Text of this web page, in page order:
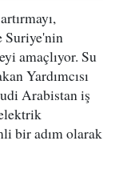
amaçlıyor. Su
Yardımcısı
Arabistan iş
bir adım olarak